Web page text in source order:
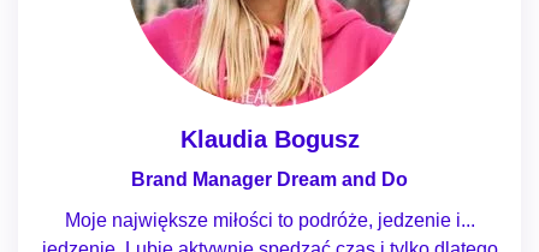
Klaudia Bogusz
Brand Manager Dream and Do
Moje największe miłości to podróże, jedzenie i...